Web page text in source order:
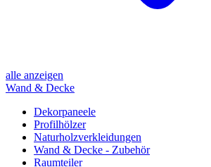
alle anzeigen
Wand & Decke
Dekorpaneele
Profilhölzer
Naturholzverkleidungen
Wand & Decke - Zubehör
Raumteiler